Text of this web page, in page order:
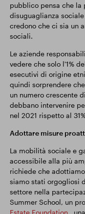
pubblico pensa che la
disuguaglianza
credono che ci sia un
sociali.
Le aziende
vedere che solo l'1%
esecutivi di origine
quindi sorprendere
un numero crescente
debbano intervenire
nel 2021 rispetto al
Adottare misure
La mobilità sociale e
accessibile alla più
richiede che
siamo stati orgogliosi
settore nella
Summer School, un
Estate Foundation ,